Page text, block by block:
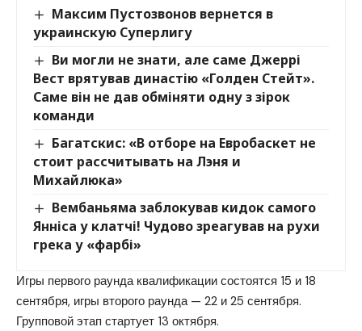
Максим Пустозвонов вернется в
украинскую Суперлигу
Ви могли не знати, але саме Джеррі
Вест врятував династію «Голден Стейт».
Саме він не дав обміняти одну з зірок
команди
Багатскис: «В отборе на Евробаскет не
стоит рассчитывать на Лэня и
Михайлюка»
Вембаньяма заблокував кидок самого
Янніса у клатчі! Чудово зреагував на рухи
грека у «фарбі»
Игры первого раунда квалификации состоятся 15 и 18
сентября, игры второго раунда — 22 и 25 сентября.
Групповой этап стартует 13 октября.